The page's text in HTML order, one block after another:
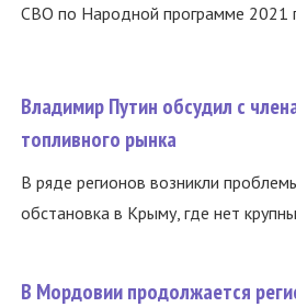
СВО по Народной программе 2021
Владимир Путин обсудил с
топливного рынка
В ряде регионов возникли
обстановка в Крыму, где нет
В Мордовии продолжается